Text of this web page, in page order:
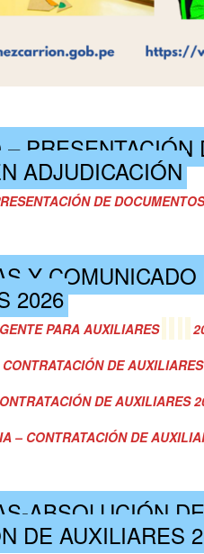
ADJUDICACIÓN
DE
Y
2026
PARA AUXILIARES
DE
DE AUXILIARES
– CONTRATACIÓN DE
ABSOLUCIÓN
DE AUXILIARES